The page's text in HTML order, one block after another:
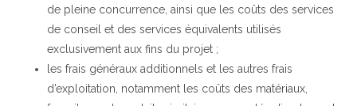
de pleine concurrence, ainsi que les coûts des services
de conseil et des services équivalents utilisés
exclusivement aux fins du projet ;
les frais généraux additionnels et les autres frais
d’exploitation, notamment les coûts des matériaux,